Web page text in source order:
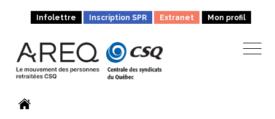
Infolettre Inscription SPR Extranet Mon profil